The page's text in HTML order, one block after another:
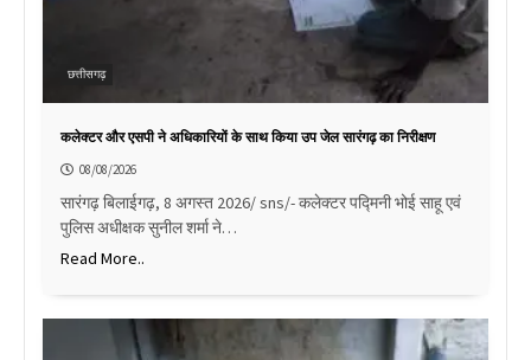
छत्तीसगढ़
कलेक्टर और एसपी ने अधिकारियों के साथ किया उप जेल सारंगढ़ का निरीक्षण
08/08/2026
सारंगढ़ बिलाईगढ़, 8 अगस्त 2026/ sns/- कलेक्टर पद्मिनी भोई साहू एवं
पुलिस अधीक्षक सुनील शर्मा ने…
Read More..